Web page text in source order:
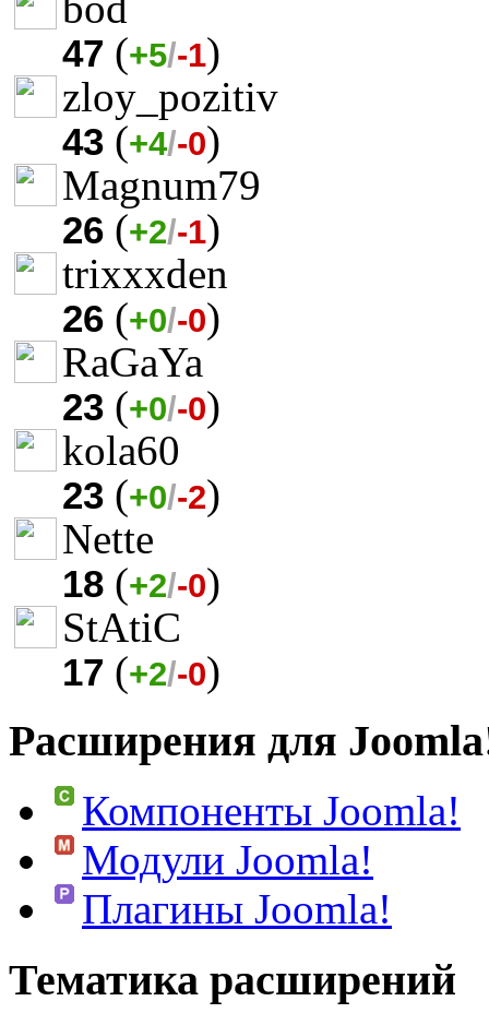
47 (+5/-1)
zloy_pozitiv
43 (+4/-0)
Magnum79
26 (+2/-1)
trixxxden
26 (+0/-0)
RaGaYa
23 (+0/-0)
kola60
23 (+0/-2)
Nette
18 (+2/-0)
StAtiC
17 (+2/-0)
Расширения для
Компоненты Joomla!
Модули Joomla!
Плагины Joomla!
Тематика расширений